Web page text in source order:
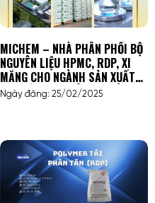
MICHEM – NHÀ PHÂN PHỐI BỘ
NGUYÊN LIỆU HPMC, RDP, XI
MĂNG CHO NGÀNH SẢN XUẤT
BỘT BẢ, VỮA KHÔ, KEO DÁN
Ngày đăng: 25/02/2025